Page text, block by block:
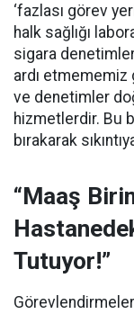
‘fazlası görev
halk sağlığı
sigara
ardı
ve denetimler
hizmetlerdir. Bu
bırakarak
“Maaş
Tutuyor!”